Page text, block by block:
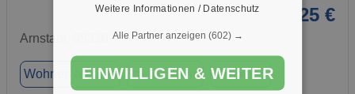
25 €
Arnstadt, 99310
Wohnen auf Zeit ca. 20,00 m² Zimmer 5
Weitere Informationen / Datenschutz
Alle Partner anzeigen (602) →
EINWILLIGEN & WEITER